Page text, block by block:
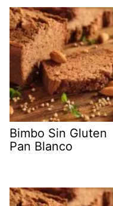
Bimbo Sin Gluten
Pan Blanco